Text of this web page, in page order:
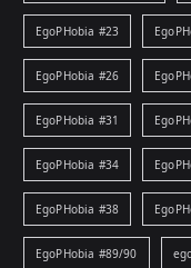
EgoPHobia #23
EgoPHobia #26
EgoPHobia #31
EgoPHobia #34
EgoPHobia #38
EgoPHobia #89/90